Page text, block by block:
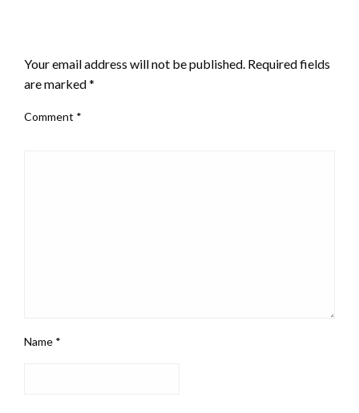
Your email address will not be published. Required fields
are marked*
Comment *
Name *